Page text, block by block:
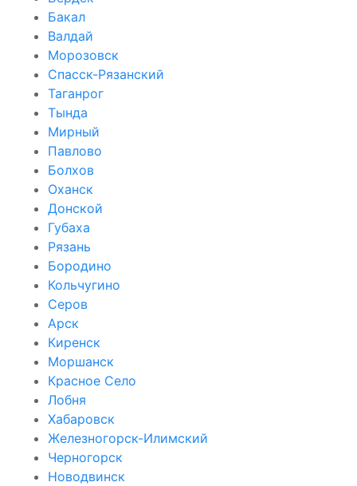
Бакал
Валдай
Морозовск
Спасск-Рязанский
Таганрог
Тында
Мирный
Павлово
Болхов
Оханск
Донской
Губаха
Рязань
Бородино
Кольчугино
Серов
Арск
Киренск
Моршанск
Красное Село
Лобня
Хабаровск
Железногорск-Илимский
Черногорск
Новодвинск